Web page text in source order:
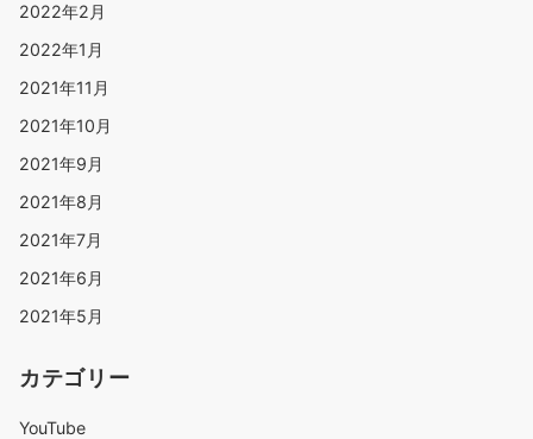
2022年2月
2022年1月
2021年11月
2021年10月
2021年9月
2021年8月
2021年7月
2021年6月
2021年5月
カテゴリー
YouTube